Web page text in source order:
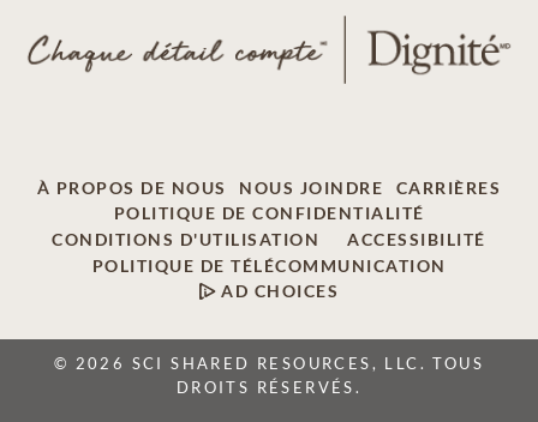
À PROPOS DE NOUS NOUS JOINDRE
CARRIÈRES
POLITIQUE DE CONFIDENTIALITÉ
CONDITIONS D'UTILISATION
ACCESSIBILITÉ
POLITIQUE DE TÉLÉCOMMUNICATION
AD CHOICES
© 2026 SCI SHARED RESOURCES, LLC. TOUS
DROITS RÉSERVÉS.